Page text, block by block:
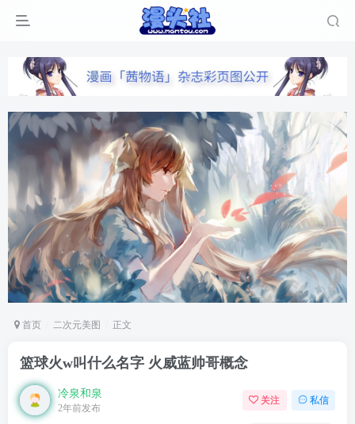
首页 二次元美图 正文
篮球火w叫什么名字 火威蓝帅哥概念
冷泉和泉
2年前发布
关注 私信